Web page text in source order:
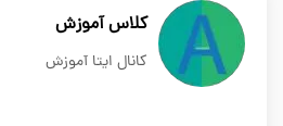
کلاس آموزش
کانال ایتا آموزش